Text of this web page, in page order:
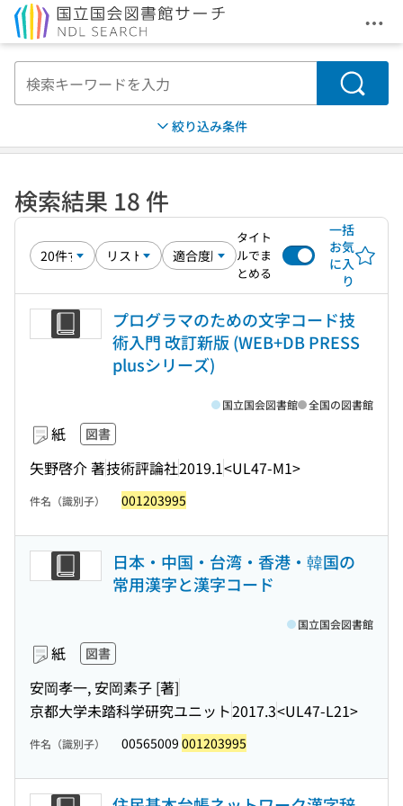
メ
検索
絞り込み条件
検索結果 18 件
タイト
ルでま
とめる
一括
お気
に入
り
プログラマのための文字コード技
術入門 改訂新版 (WEB+DB PRESS
plusシリーズ)
紙 図書
矢野啓介 著技術評論社2019.1<UL47-M1>
国立国会図書館 全国の図書館
件名（識別子） 001203995
日本・中国・台湾・香港・韓国の
常用漢字と漢字コード
紙 図書
安岡孝一, 安岡素子 [著]
京都大学未踏科学研究ユニット2017.3<UL47-L21>
国立国会図書館
件名（識別子） 00565009 001203995